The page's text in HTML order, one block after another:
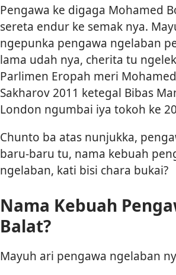
Pengawa ke digaga Mohamed
sereta endur ke semak nya.
ngepunka pengawa ngelaban
lama udah nya, cherita tu
Parlimen Eropah meri
Sakharov 2011 ketegal Bibas
London ngumbai iya tokoh ke
Chunto ba atas nunjukka,
baru-baru tu, nama kebuah
ngelaban, kati bisi chara bukai?
Nama Kebuah
Balat?
Mayuh ari pengawa ngelaban